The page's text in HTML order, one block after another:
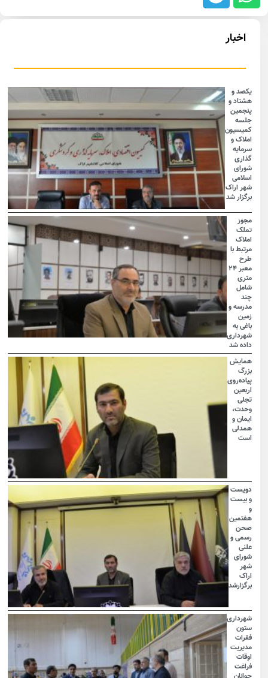
اخبار
یکصد و
هشتاد و
پنجمین
جلسه
کمیسیون
املاک و
سرمایه
گذاری
شورای
اسلامی
شهر اراک
برگزار شد
مجوز
تملک
املاک
مرتبط با
طرح
معبر ۲۴
متری
شامل
چند
مدرسه و
زمین
باغی به
شهرداری
داده شد
همایش
بزرگ
پیاده‌روی
اربعین
تجلی
وحدت،
ایمان و
همدلی
است
دویست
و بیست
هفتمین
صحن
رسمی و
علنی
شورای
شهر
اراک
برگزارشد
شهرداری
ستون
فقرات
مدیریت
اوقات
فراغت